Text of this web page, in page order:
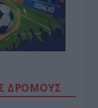
ΔΡΌΜΟΥΣ